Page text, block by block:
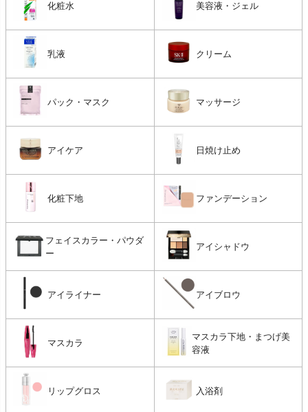
化粧水 美容液・ジェル
乳液 クリーム
パック・マスク マッサージ
アイケア 日焼け止め
化粧下地 ファンデーション
フェイスカラー・パウダ
ー
アイシャドウ
アイライナー アイブロウ
マスカラ
マスカラ下地・まつげ美
容液
リップグロス 入浴剤